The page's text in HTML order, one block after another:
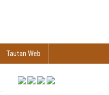
Tautan Web